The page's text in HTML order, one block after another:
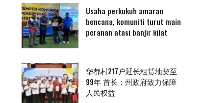
Usaha perkukuh amaran
bencana, komuniti turut main
peranan atasi banjir kilat
华都村217户延长租赁地契至
99年 首长：州政府致力保障
人民权益